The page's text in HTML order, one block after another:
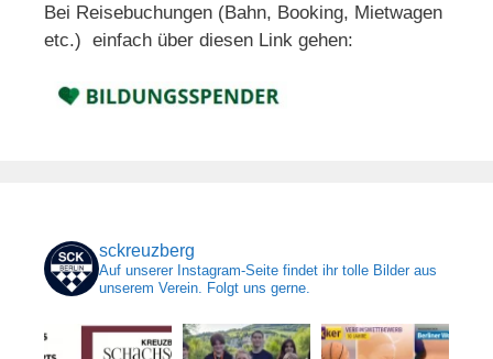
Bei Reisebuchungen (Bahn, Booking, Mietwagen
etc.) einfach über diesen Link gehen:
sckreuzberg
Auf unserer Instagram-Seite findet ihr tolle Bilder aus
unserem Verein. Folgt uns gerne.